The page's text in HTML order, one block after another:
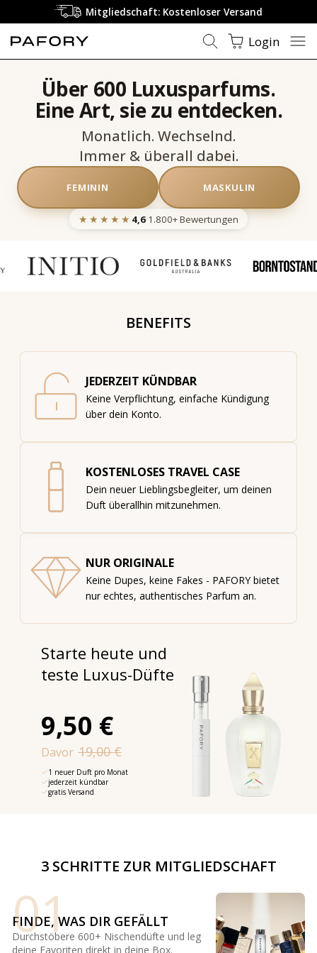
Mitgliedschaft: Kostenloser Versand
Login
Über 600 Luxusparfums.
Eine Art, sie zu entdecken.
Monatlich. Wechselnd.
Immer & überall dabei.
FEMININ MASKULIN
★★★★★ 4,6·1.800+Bewertungen
BENEFITS
JEDERZEIT KÜNDBAR
Keine Verpflichtung, einfache Kündigung
über dein Konto.
KOSTENLOSES TRAVEL CASE
Dein neuer Lieblingsbegleiter, um deinen
Duft überallhin mitzunehmen.
NUR ORIGINALE
Keine Dupes, keine Fakes - PAFORY bietet
nur echtes, authentisches Parfum an.
Starte heute und
teste Luxus-Düfte
9,50 €
Davor 19,00 €
1 neuer Duft pro Monat
jederzeit kündbar
gratis Versand
3 SCHRITTE ZUR MITGLIEDSCHAFT
01
FINDE, WAS DIR GEFÄLLT
Durchstöbere 600+ Nischendüfte und leg
deine Favoriten direkt in deine Box.